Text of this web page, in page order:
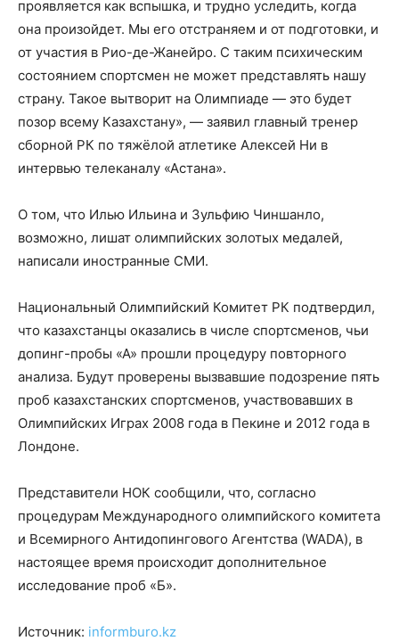
проявляется как вспышка, и трудно уследить, когда
она произойдет. Мы его отстраняем и от подготовки, и
от участия в Рио-де-Жанейро. С таким психическим
состоянием спортсмен не может представлять нашу
страну. Такое вытворит на Олимпиаде — это будет
позор всему Казахстану», — заявил главный тренер
сборной РК по тяжёлой атлетике Алексей Ни в
интервью телеканалу «Астана».
О том, что Илью Ильина и Зульфию Чиншанло,
возможно, лишат олимпийских золотых медалей,
написали иностранные СМИ.
Национальный Олимпийский Комитет РК подтвердил,
что казахстанцы оказались в числе спортсменов, чьи
допинг-пробы «А» прошли процедуру повторного
анализа. Будут проверены вызвавшие подозрение пять
проб казахстанских спортсменов, участвовавших в
Олимпийских Играх 2008 года в Пекине и 2012 года в
Лондоне.
Представители НОК сообщили, что, согласно
процедурам Международного олимпийского комитета
и Всемирного Антидопингового Агентства (WADA), в
настоящее время происходит дополнительное
исследование проб «Б».
Источник: informburo.kz